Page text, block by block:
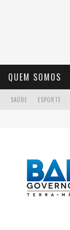
QUEM SOMOS
ESPORTE
SAÚDE